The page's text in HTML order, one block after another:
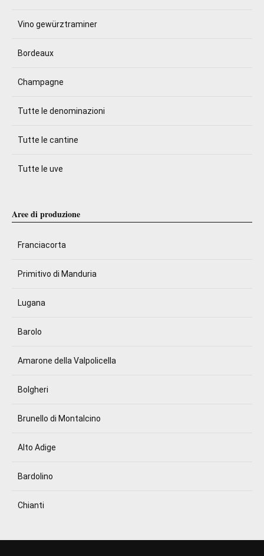
Vino gewürztraminer
Bordeaux
Champagne
Tutte le denominazioni
Tutte le cantine
Tutte le uve
Aree di produzione
Franciacorta
Primitivo di Manduria
Lugana
Barolo
Amarone della Valpolicella
Bolgheri
Brunello di Montalcino
Alto Adige
Bardolino
Chianti